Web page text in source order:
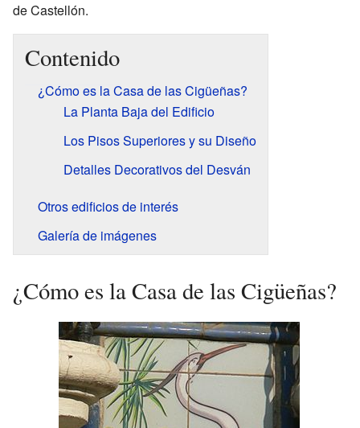
de Castellón.
Contenido
¿Cómo es la Casa de las Cigüeñas?
La Planta Baja del Edificio
Los Pisos Superiores y su Diseño
Detalles Decorativos del Desván
Otros edificios de interés
Galería de imágenes
¿Cómo es la Casa de las Cigüeñas?